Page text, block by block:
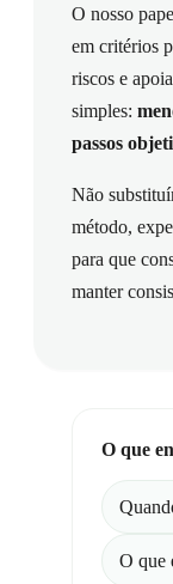
O nosso
em critérios
riscos e
simples:
passos
Não
método,
para que
manter
O que
O que